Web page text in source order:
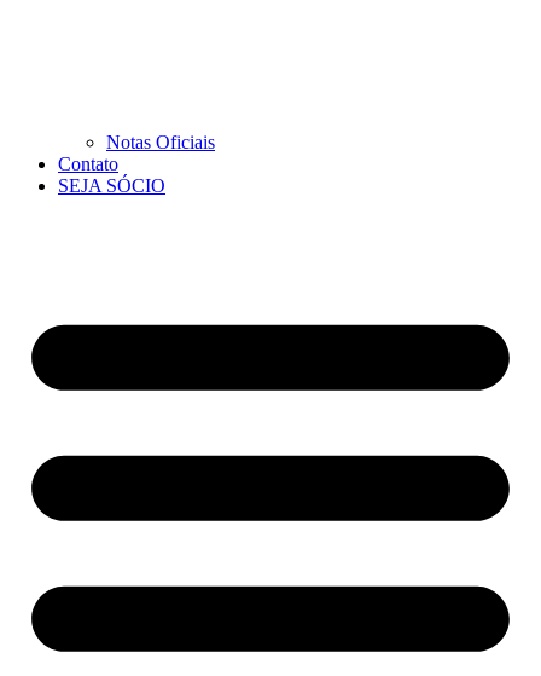
Notas Oficiais
Contato
SEJA SÓCIO